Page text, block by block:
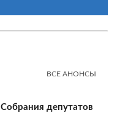
ВСЕ АНОНСЫ
депутатов